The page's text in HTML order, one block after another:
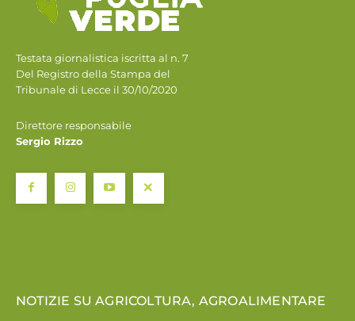
Testata giornalistica iscritta al n. 7
Del Registro della Stampa del
Tribunale di Lecce il 30/10/2020
Direttore responsabile
Sergio Rizzo
NOTIZIE SU AGRICOLTURA, AGROALIMENTARE